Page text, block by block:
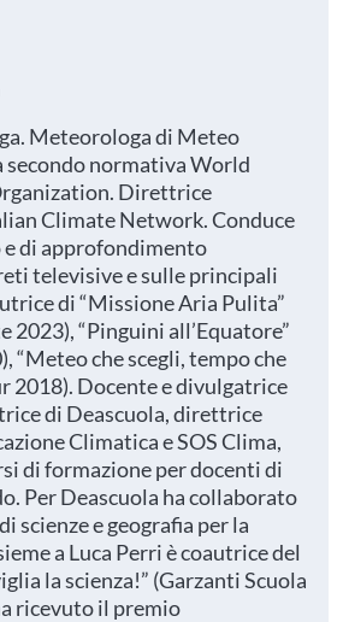
Meteorologa di Meteo
secondo normativa World
Direttrice
Climate Network. Conduce
di approfondimento
televisive e sulle principali
di “Missione Aria Pulita”
2023), “Pinguini all’Equatore”
“Meteo che scegli, tempo che
2018). Docente e divulgatrice
di Deascuola, direttrice
Climatica e SOS Clima,
di formazione per docenti di
Per Deascuola ha collaborato
scienze e geografia per la
a Luca Perri è coautrice del
la scienza!” (Garzanti Scuola
ricevuto il premio